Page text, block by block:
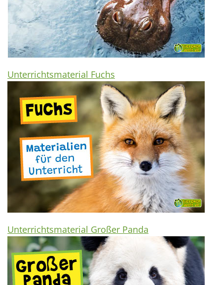
Unterrichtsmaterial Fuchs
Unterrichtsmaterial Großer Panda